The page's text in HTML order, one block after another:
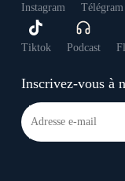
Instagram Télégram
Tiktok Podcast
Inscrivez-vous à